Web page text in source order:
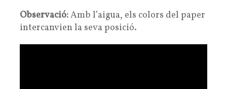
Observació:Amb l’aigua, els colors del paper
intercanvien la seva posició.